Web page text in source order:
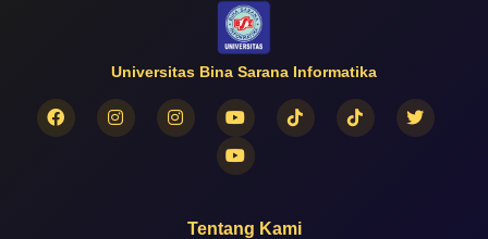
Universitas Bina Sarana Informatika
Tentang Kami